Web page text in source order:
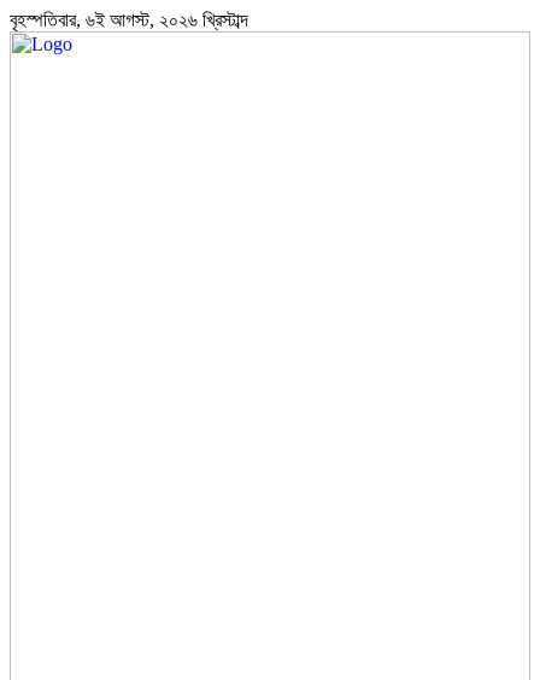
বৃহস্পতিবার, ৬ই আগস্ট, ২০২৬ খ্রিস্টাব্দ